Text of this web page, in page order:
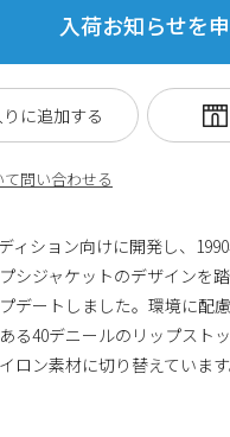
入荷お知らせを
問い合わせる
に追加する
ィション向けに開発し、
シジャケットのデザインを
デートしました。環境に配
る40デニールのリップスト
ロン素材に切り替えています